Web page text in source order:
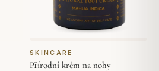
SKINCARE
Přírodní krém na nohy